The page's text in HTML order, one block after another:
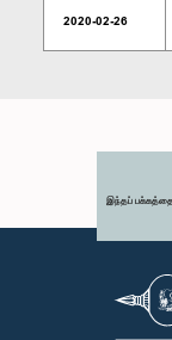
2020-02-26
இந்தப்